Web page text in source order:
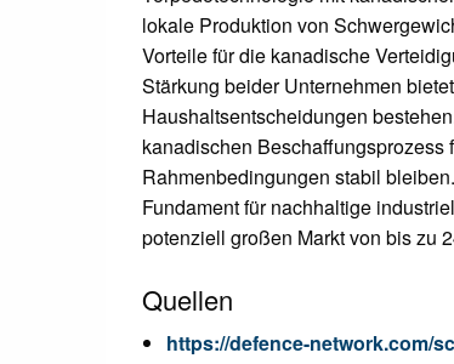
lokale Produktion von
Vorteile für die kanadische
Stärkung beider Unternehmen
Haushaltsentscheidungen
kanadischen
Rahmenbedingungen stabil
Fundament für nachhaltige
potenziell großen Markt von bis zu
Quellen
https://defence-network.com/